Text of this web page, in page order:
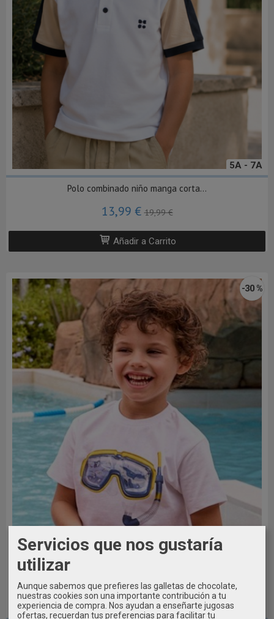
5A - 7A
Polo combinado niño manga corta...
13,99 €19,99 €
Añadir a Carrito
7 AÑOS / 122CM
-30 %
Servicios que nos gustaría
utilizar
Aunque sabemos que prefieres las galletas de chocolate,
nuestras cookies son una importante contribución a tu
experiencia de compra. Nos ayudan a enseñarte jugosas
ofertas, recuerdan tus preferencias para facilitar tu